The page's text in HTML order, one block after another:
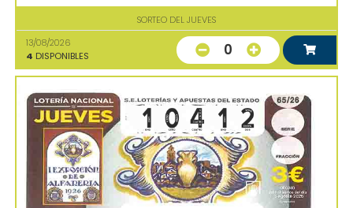
SORTEO DEL JUEVES
13/08/2026
4 DISPONIBLES 0